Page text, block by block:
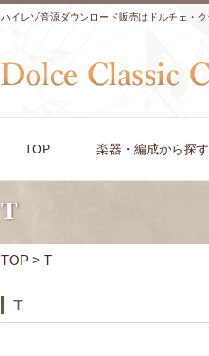
ハイレゾ音源ダウンロード販売はドルチェ・
TOP 楽器・編成から探す
T
TOP > T
T